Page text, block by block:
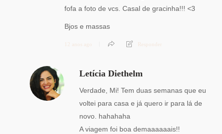
fofa a foto de vcs. Casal de gracinha!!! <3
Bjos e massas
12 anos ago Responder
Letícia Diethelm
Verdade, Mi! Tem duas semanas que eu
voltei para casa e já quero ir para lá de
novo. hahahaha
A viagem foi boa demaaaaaais!!